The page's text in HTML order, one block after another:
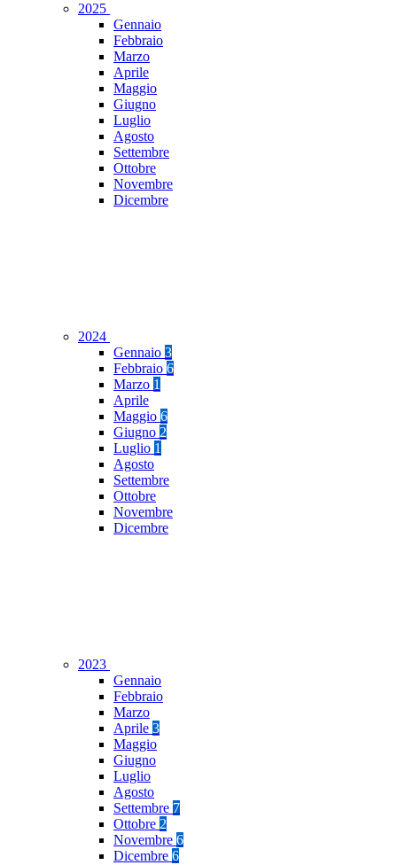
2025
Gennaio
Febbraio
Marzo
Aprile
Maggio
Giugno
Luglio
Agosto
Settembre
Ottobre
Novembre
Dicembre
2024
Gennaio 3
Febbraio 6
Marzo 1
Aprile
Maggio 6
Giugno 2
Luglio 1
Agosto
Settembre
Ottobre
Novembre
Dicembre
2023
Gennaio
Febbraio
Marzo
Aprile 3
Maggio
Giugno
Luglio
Agosto
Settembre 7
Ottobre 2
Novembre 6
Dicembre 6